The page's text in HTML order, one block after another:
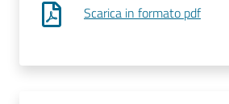
Scarica in formato pdf